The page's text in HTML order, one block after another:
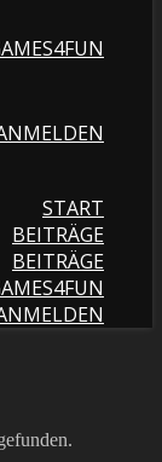
START
BEITRÄGE
BEITRÄGE